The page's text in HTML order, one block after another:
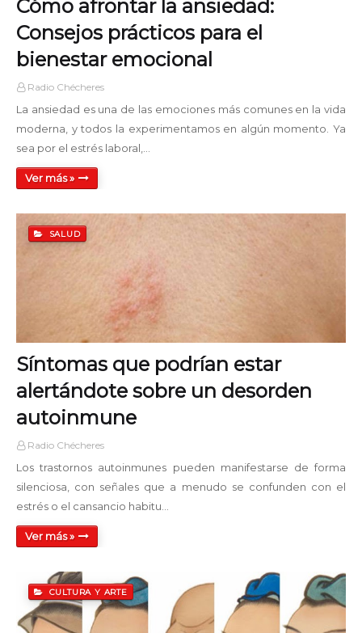
Domingos Rock & Pop
15:00 - 16:00
Suspendidos en el Tiempo
18:00 - 20:00
Domingos Rock & Pop
Relatos Inesperados
21:00 - 22:00
Noche Alterna
22:00 - 24:00
Cómo afrontar la ansiedad:
Consejos prácticos para el
bienestar emocional
Radio Chécheres
La ansiedad es una de las emociones más comunes en la vida
moderna, y todos la experimentamos en algún momento. Ya
sea por el estrés laboral,…
Ver más »
SALUD
Síntomas que podrían estar
alertándote sobre un desorden
autoinmune
Radio Chécheres
Los trastornos autoinmunes pueden manifestarse de forma
silenciosa, con señales que a menudo se confunden con el
estrés o el cansancio habitu…
Ver más »
CULTURA Y ARTE